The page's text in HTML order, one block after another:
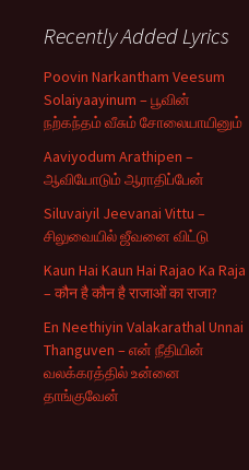
Recently Added Lyrics
Poovin Narkantham Veesum
Solaiyaayinum – பூவின்
நற்கந்தம் வீசும் சோலையாயினும்
Aaviyodum Arathipen –
ஆவியோடும் ஆராதிப்பேன்
Siluvaiyil Jeevanai Vittu –
சிலுவையில் ஜீவனை விட்டு
Kaun Hai Kaun Hai Rajao Ka Raja
– कौन है कौन है राजाओं का राजा?
En Neethiyin Valakarathal Unnai
Thanguven – என் நீதியின்
வலக்கரத்தில் உன்னை
தாங்குவேன்